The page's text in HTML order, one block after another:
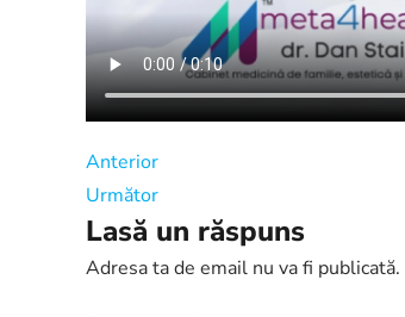
Anterior
Următor
Lasă un răspuns
Adresa ta de email nu va fi publicată.